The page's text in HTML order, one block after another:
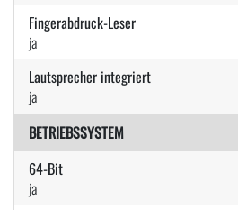
Fingerabdruck-Leser
ja
Lautsprecher integriert
ja
BETRIEBSSYSTEM
64-Bit
ja